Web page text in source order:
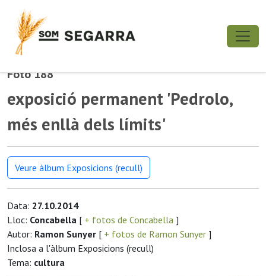
Foto 188
exposició permanent 'Pedrolo,
més enllà dels límits'
Veure àlbum Exposicions (recull)
Data: 27.10.2014
Lloc: Concabella [ + fotos de Concabella ]
Autor: Ramon Sunyer [ + fotos de Ramon Sunyer ]
Inclosa a l'àlbum Exposicions (recull)
Tema: cultura